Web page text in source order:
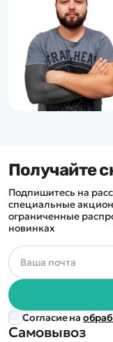
Самовывоз
Получайте
Подпишитесь на
специальные
ограниченные
новинках
Согласие на